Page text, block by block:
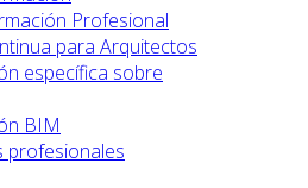
Profesional
para Arquitectos
específica sobre
BIM
profesionales